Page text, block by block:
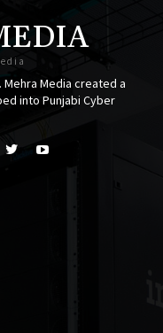
Mehra Media created a
into Punjabi Cyber